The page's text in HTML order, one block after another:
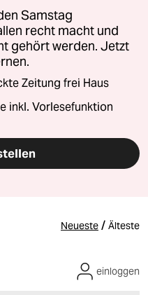
Samstag
recht macht und
gehört werden. Jetzt
Zeitung frei Haus
inkl. Vorlesefunktion
Neueste / Älteste
einloggen